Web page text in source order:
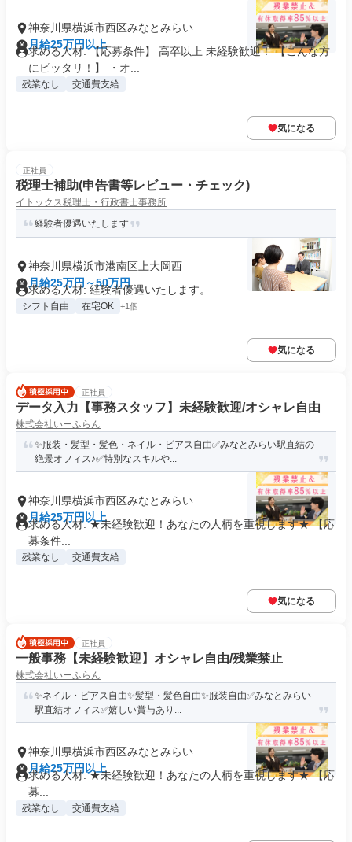
神奈川県横浜市西区みなとみらい
月給25万円以上
求める人材: 【応募条件】 高卒以上 未経験歓迎！ 【こんな方
にピッタリ！】 ・オ...
残業なし 交通費支給
気になる
正社員
税理士補助(申告書等レビュー・チェック)
イトックス税理士・行政書士事務所
経験者優遇いたします
神奈川県横浜市港南区上大岡西
月給25万円～50万円
求める人材: ​経験者優遇いたします。
シフト自由 在宅OK +1個
気になる
正社員
データ入力【事務スタッフ】未経験歓迎/オシャレ自由
株式会社いーふらん
✨服装・髪型・髪色・ネイル・ピアス自由✅みなとみらい駅直結の
絶景オフィス♪✅特別なスキルや...
神奈川県横浜市西区みなとみらい
月給25万円以上
求める人材: ★未経験歓迎！あなたの人柄を重視します★ 【応
募条件...
残業なし 交通費支給
気になる
正社員
一般事務【未経験歓迎】オシャレ自由/残業禁止
株式会社いーふらん
✨ネイル・ピアス自由✨髪型・髪色自由✨服装自由✅みなとみらい
駅直結オフィス✅嬉しい賞与あり...
神奈川県横浜市西区みなとみらい
月給25万円以上
求める人材: ★未経験歓迎！あなたの人柄を重視します★ 【応
募...
残業なし 交通費支給